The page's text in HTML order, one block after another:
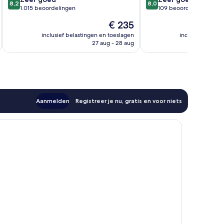
van
beoordelingen
8,2
1.015 beoordelingen
De
prijs
is
€ 235
inclusief belastingen en toeslagen
27 aug - 28 aug
Punta
van
beoordelingen
8,0
109 beoordelingen
inclusief
Aanmelden Registreer je nu, gratis en voor niets